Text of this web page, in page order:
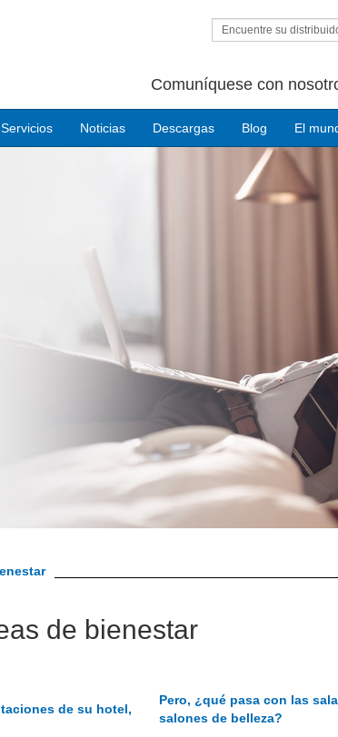
Encuentre su
Comuníquese con
Servicios Noticias Descargas Blog El
de bienestar
de su hotel,
Pero, ¿qué pasa con las
salones de belleza?